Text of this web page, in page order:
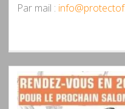
Par mail :